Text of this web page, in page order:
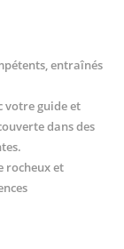
entraînés
votre guide et
dans des
rocheux et